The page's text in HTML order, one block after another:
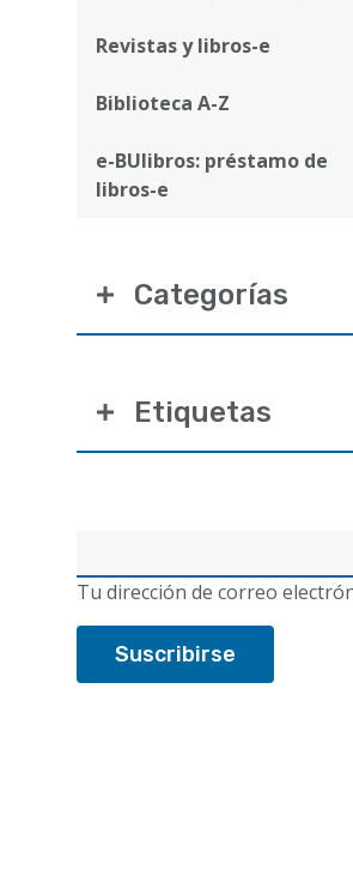
Revistas y libros-e
Biblioteca A-Z
e-BUlibros: préstamo de
libros-e
electrónico
Tu dirección de correo
Categorías
Etiquetas